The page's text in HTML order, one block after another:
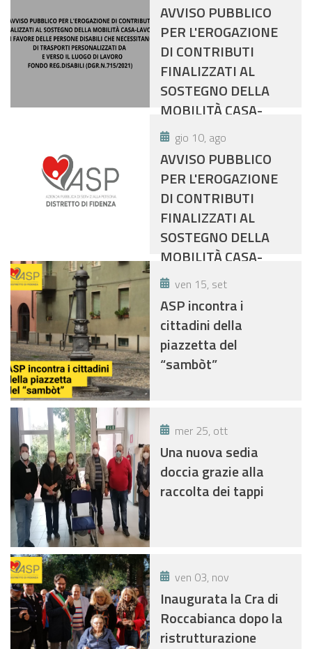
AVVISO PUBBLICO
PER L'EROGAZIONE
DI CONTRIBUTI
FINALIZZATI AL
SOSTEGNO DELLA
MOBILITÀ CASA-
LAVORO IN FAVORE
DELLE PERSONE
DISABILI CHE
NECESSITANO DI
TRASPORTI
PERSONALIZZATI DA
E VERSO IL LUOGO DI
LAVORO- PIANO
DELLE ATTIVITA'
FINANZIATE COL
FONDO REGIONALE
DISABILI 2021
(DGR.N.715/2021)
gio 10, ago
AVVISO PUBBLICO
PER L'EROGAZIONE
DI CONTRIBUTI
FINALIZZATI AL
SOSTEGNO DELLA
MOBILITÀ CASA-
LAVORO IN FAVORE
DELLE PERSONE
DISABILI - PIANO
DELLE ATTIVITÀ
FINANZIATE CON IL
FONDO REGIONALE
ven 15, set
ASP incontra i
cittadini della
piazzetta del
“sambòt”
mer 25, ott
Una nuova sedia
doccia grazie alla
raccolta dei tappi
ven 03, nov
Inaugurata la Cra di
Roccabianca dopo la
ristrutturazione